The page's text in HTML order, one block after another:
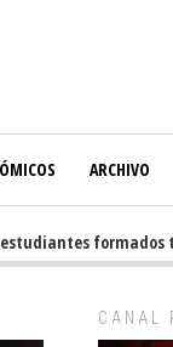
ARCHIVO
formados
CANAL